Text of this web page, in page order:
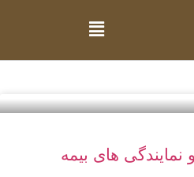
های بیمه